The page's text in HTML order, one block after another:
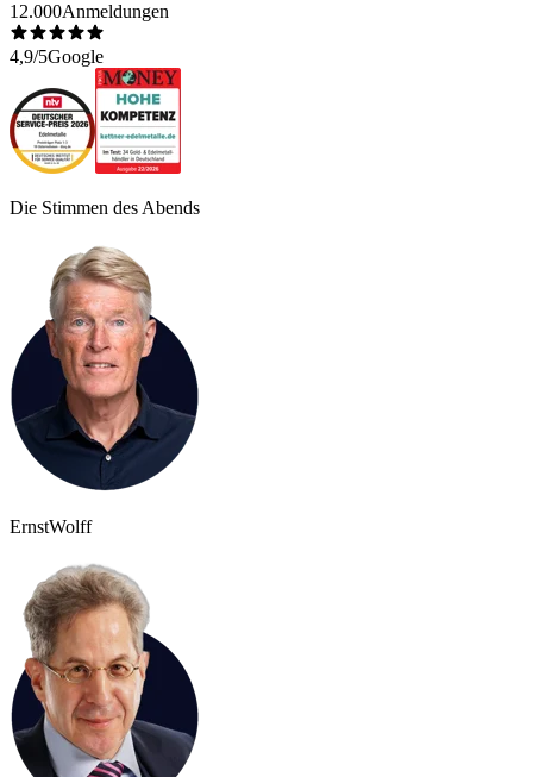
12.000Anmeldungen
4,9/5Google
Die Stimmen des Abends
ErnstWolff